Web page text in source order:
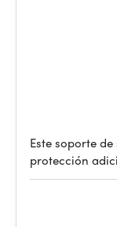
Este soporte
protección